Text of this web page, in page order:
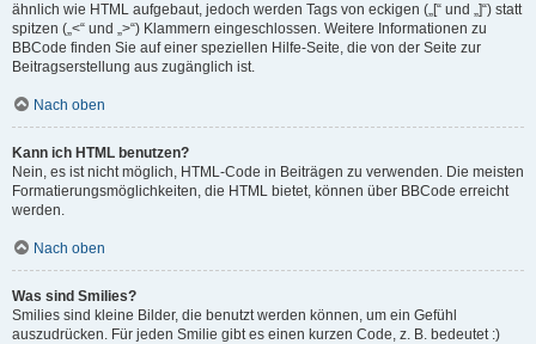
ähnlich wie HTML aufgebaut, jedoch werden Tags von eckigen („[“ und „]“) statt
spitzen („<“ und „>“) Klammern eingeschlossen. Weitere Informationen zu
BBCode finden Sie auf einer speziellen Hilfe-Seite, die von der Seite zur
Beitragserstellung aus zugänglich ist.
Nach oben
Kann ich HTML benutzen?
Nein, es ist nicht möglich, HTML-Code in Beiträgen zu verwenden. Die meisten
Formatierungsmöglichkeiten, die HTML bietet, können über BBCode erreicht
werden.
Nach oben
Was sind Smilies?
Smilies sind kleine Bilder, die benutzt werden können, um ein Gefühl
auszudrücken. Für jeden Smilie gibt es einen kurzen Code, z. B. bedeutet :)